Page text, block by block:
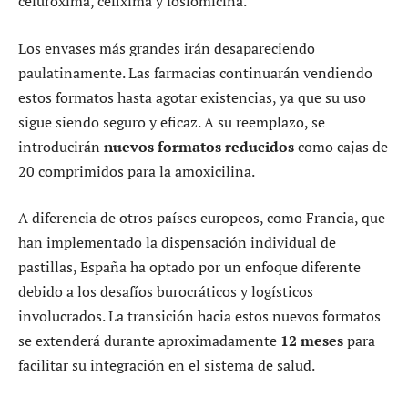
Los envases más grandes irán desapareciendo
paulatinamente. Las farmacias continuarán vendiendo
estos formatos hasta agotar existencias, ya que su uso
sigue siendo seguro y eficaz. A su reemplazo, se
introducirán nuevos formatos reducidoscomo cajas de
20 comprimidos para la amoxicilina.
A diferencia de otros países europeos, como Francia, que
han implementado la dispensación individual de
pastillas, España ha optado por un enfoque diferente
debido a los desafíos burocráticos y logísticos
involucrados. La transición hacia estos nuevos formatos
se extenderá durante aproximadamente 12 mesespara
facilitar su integración en el sistema de salud.